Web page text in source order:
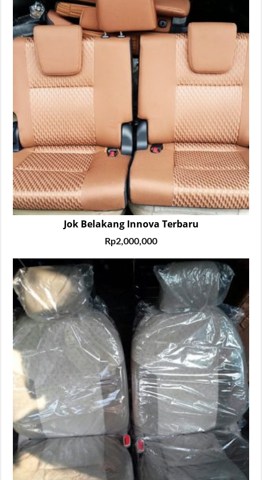
Jok Belakang Innova Terbaru
Rp2,000,000